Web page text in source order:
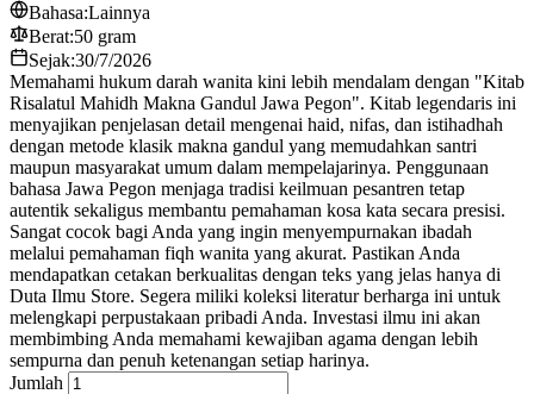
Bahasa:Lainnya
Berat:50 gram
Sejak:30/7/2026
Memahami hukum darah wanita kini lebih mendalam dengan "Kitab
Risalatul Mahidh Makna Gandul Jawa Pegon". Kitab legendaris ini
menyajikan penjelasan detail mengenai haid, nifas, dan istihadhah
dengan metode klasik makna gandul yang memudahkan santri
maupun masyarakat umum dalam mempelajarinya. Penggunaan
bahasa Jawa Pegon menjaga tradisi keilmuan pesantren tetap
autentik sekaligus membantu pemahaman kosa kata secara presisi.
Sangat cocok bagi Anda yang ingin menyempurnakan ibadah
melalui pemahaman fiqh wanita yang akurat. Pastikan Anda
mendapatkan cetakan berkualitas dengan teks yang jelas hanya di
Duta Ilmu Store. Segera miliki koleksi literatur berharga ini untuk
melengkapi perpustakaan pribadi Anda. Investasi ilmu ini akan
membimbing Anda memahami kewajiban agama dengan lebih
sempurna dan penuh ketenangan setiap harinya.
Jumlah